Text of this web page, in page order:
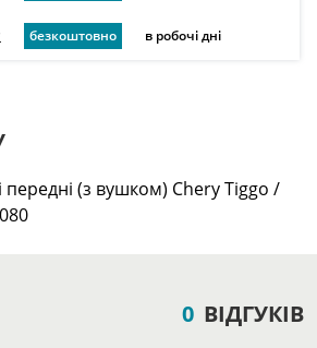
безкоштовно в робочі дні
передні (з вушком) Chery Tiggo /
0 ВІДГУКІВ